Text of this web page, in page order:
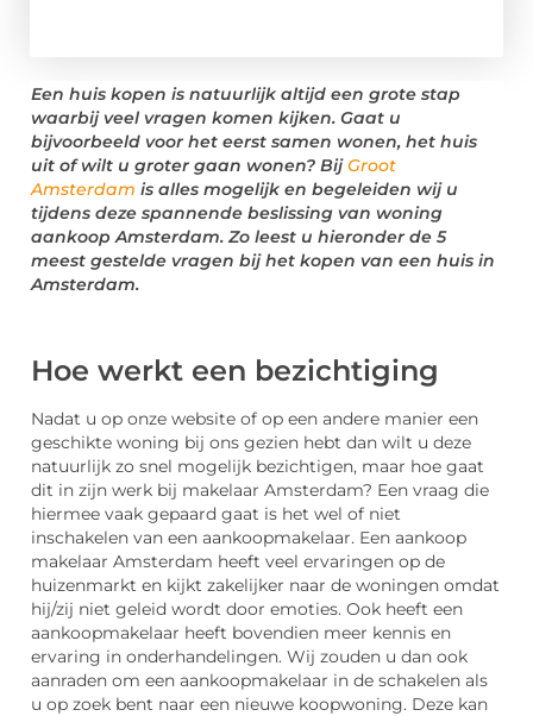
Een huis kopen is natuurlijk altijd een grote stap
waarbij veel vragen komen kijken. Gaat u
bijvoorbeeld voor het eerst samen wonen, het huis
uit of wilt u groter gaan wonen? BijGroot
Amsterdam is alles mogelijk en begeleiden wij u
tijdens deze spannende beslissing van woning
aankoop Amsterdam. Zo leest u hieronder de 5
meest gestelde vragen bij het kopen van een huis in
Amsterdam.
Hoe werkt een bezichtiging
Nadat u op onze website of op een andere manier een
geschikte woning bij ons gezien hebt dan wilt u deze
natuurlijk zo snel mogelijk bezichtigen, maar hoe gaat
dit in zijn werk bij makelaar Amsterdam? Een vraag die
hiermee vaak gepaard gaat is het wel of niet
inschakelen van een aankoopmakelaar. Een aankoop
makelaar Amsterdam heeft veel ervaringen op de
huizenmarkt en kijkt zakelijker naar de woningen omdat
hij/zij niet geleid wordt door emoties. Ook heeft een
aankoopmakelaar heeft bovendien meer kennis en
ervaring in onderhandelingen. Wij zouden u dan ook
aanraden om een aankoopmakelaar in de schakelen als
u op zoek bent naar een nieuwe koopwoning. Deze kan